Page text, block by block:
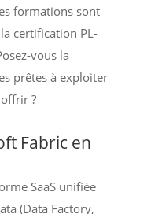
formations sont
certification PL-
vous la
prêtes à exploiter
?
Fabric en
SaaS unifiée
(Data Factory,